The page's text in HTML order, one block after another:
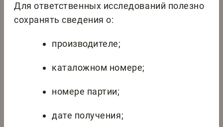
Для ответственных исследований полезно
сохранять сведения о:
производителе;
каталожном номере;
номере партии;
дате получения;